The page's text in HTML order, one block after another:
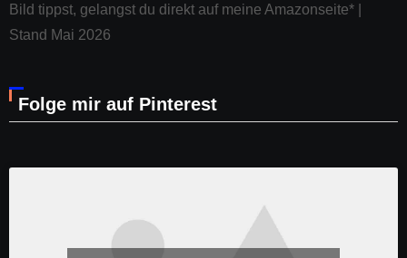
Bild tippst, gelangst du direkt auf meine Amazonseite* |
Stand Mai 2026
Folge mir auf Pinterest